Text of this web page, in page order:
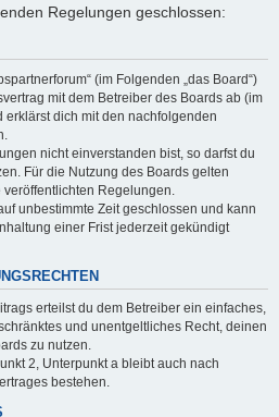
Regelungen geschlossen:
(im Folgenden „das Board“)
mit dem Betreiber des Boards ab (im
erklärst dich mit den nachfolgenden
nicht einverstanden bist, so darfst du
Für die Nutzung des Boards gelten
Regelungen.
unbestimmte Zeit geschlossen und kann
einer Frist jederzeit gekündigt
erteilst du dem Betreiber ein einfaches,
und unentgeltliches Recht, deinen
zu nutzen.
2, Unterpunkt a bleibt auch nach
bestehen.